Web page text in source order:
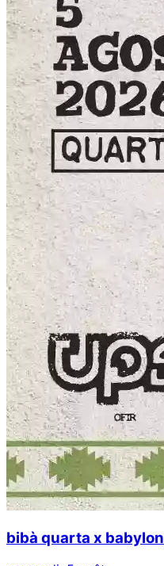
bibà quarta x babylon